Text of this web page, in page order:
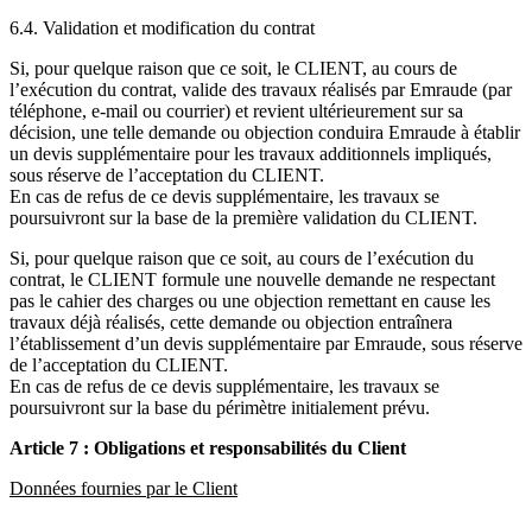
6.4. Validation et modification du contrat
Si, pour quelque raison que ce soit, le CLIENT, au cours de
l’exécution du contrat, valide des travaux réalisés par Emraude (par
téléphone, e-mail ou courrier) et revient ultérieurement sur sa
décision, une telle demande ou objection conduira Emraude à établir
un devis supplémentaire pour les travaux additionnels impliqués,
sous réserve de l’acceptation du CLIENT.
En cas de refus de ce devis supplémentaire, les travaux se
poursuivront sur la base de la première validation du CLIENT.
Si, pour quelque raison que ce soit, au cours de l’exécution du
contrat, le CLIENT formule une nouvelle demande ne respectant
pas le cahier des charges ou une objection remettant en cause les
travaux déjà réalisés, cette demande ou objection entraînera
l’établissement d’un devis supplémentaire par Emraude, sous réserve
de l’acceptation du CLIENT.
En cas de refus de ce devis supplémentaire, les travaux se
poursuivront sur la base du périmètre initialement prévu.
Article 7 : Obligations et responsabilités du Client
Données fournies par le Client